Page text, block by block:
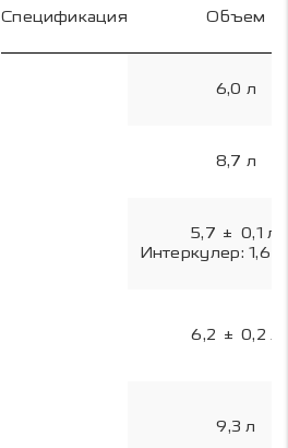
Спецификация
Объем
6,0 л
8,7 л
5,7 ± 0,1 л;
Интеркулер: 1,6
6,2 ± 0,2 л
9,3 л